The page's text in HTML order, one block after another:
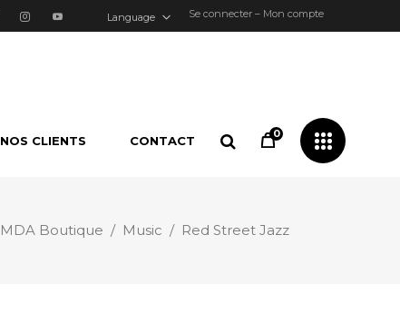
Se connecter – Mon compte
Language
NOS CLIENTS CONTACT 0
MDA Boutique / Music / Red Street Jazz